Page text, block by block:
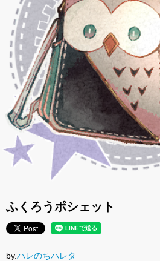
ふくろうポシェット
by.ハレのちハレタ